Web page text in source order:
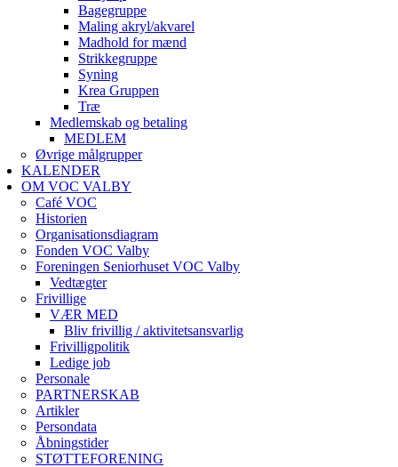
Bagegruppe
Maling akryl/akvarel
Madhold for mænd
Strikkegruppe
Syning
Krea Gruppen
Træ
Medlemskab og betaling
MEDLEM
Øvrige målgrupper
KALENDER
OM VOC VALBY
Café VOC
Historien
Organisationsdiagram
Fonden VOC Valby
Foreningen Seniorhuset VOC Valby
Vedtægter
Frivillige
VÆR MED
Bliv frivillig / aktivitetsansvarlig
Frivilligpolitik
Ledige job
Personale
PARTNERSKAB
Artikler
Persondata
Åbningstider
STØTTEFORENING